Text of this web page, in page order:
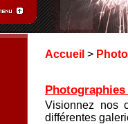
Accueil >
Visionnez nos
différentes